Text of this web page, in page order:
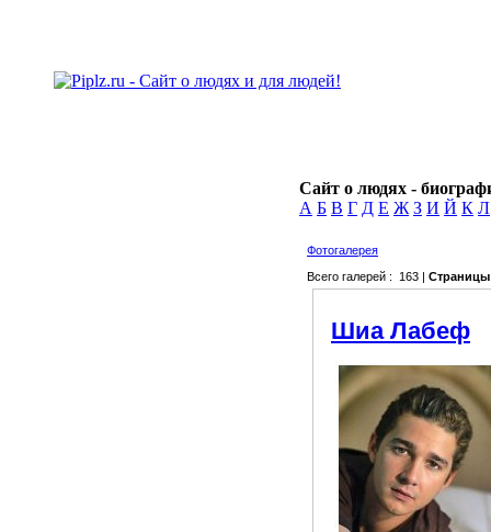
Сайт о людях -
А Б В Г Д Е Ж З И Й К Л
Фотогалерея
Всего галерей : 163 | Страницы
Шиа Лабеф